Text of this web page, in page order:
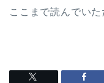
ここまで読んでい